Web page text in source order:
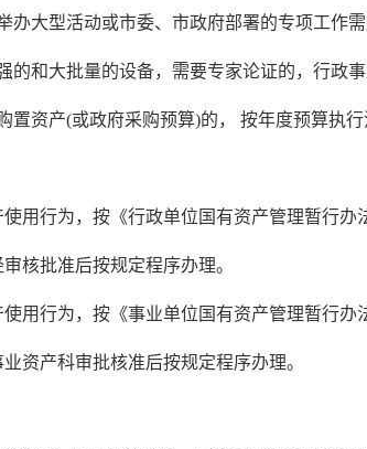
办大型活动或市委、市政府部署的专项工作
的和大批量的设备，需要专家论证的，行政
置资产(或政府采购预算)的， 按年度预算执行
用行为，按《行政单位国有资产管理暂行
核批准后按规定程序办理。
用行为，按《事业单位国有资产管理暂行
资产科审批核准后按规定程序办理。